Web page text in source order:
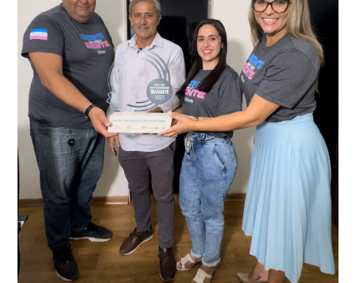
Kennedy, o sistema é integrado com outros municípios
do país, sendo possível a identificação de veículos por
meio do cruzamento de informações, nesse caso
específico, com dados de uma cidade do Estado do Rio
de Janeiro.
“Mais de 100 câmeras foram instaladas na sede e no
interior de Presidente Kennedy, garantindo mais
segurança à população, seja nas ruas, no comércio, os
produtores agropecuários. Estamos no rumo certo,
parabéns a todos os servidores que contribuem para a
segurança da nossa cidade”, destaca o prefeito Dorlei
Fontão.